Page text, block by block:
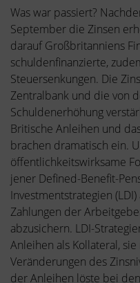
Was war passiert?
September die Zinsen
darauf Großbritanniens
schuldenfinanzierte,
Steuersenkungen. Die
Zentralbank und die von
Schuldenerhöhung
Britische Anleihen und
brachen dramatisch ein.
öffentlichkeitswirksame
jener Defined-Benefit-
Investmentstrategien
Zahlungen der
abzusichern. LDI-
Anleihen als Kollateral,
Veränderungen des
der Anleihen löste bei